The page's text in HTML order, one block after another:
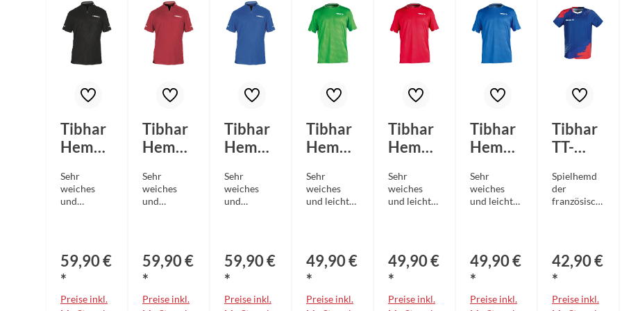
Tibhar
Hemd
m
schwar
Sehr
weiches
und
em und
aufwendige
Stoffdesign
59,90 €
*
Preise inkl.
Tibhar
Hemd
m rot
Sehr
weiches
und
em und
aufwendige
Stoffdesign
59,90 €
*
Preise inkl.
Tibhar
Hemd
m blau
Sehr
weiches
und
em und
aufwendige
Stoffdesign
59,90 €
*
Preise inkl.
Tibhar
Hemd
grün
Sehr
weiches
und leichtes
Tragekomfo
rt Dezenter
Ausschnitt
49,90 €
*
Preise inkl.
Tibhar
Hemd
rot
Sehr
weiches
und leichtes
Tragekomfo
rt Dezenter
Ausschnitt
49,90 €
*
Preise inkl.
Tibhar
Hemd
blau
Sehr
weiches
und leichtes
Tragekomfo
rt Dezenter
Ausschnitt
49,90 €
*
Preise inkl.
Tibhar
TT-
France
blau/ro
Spielhemd
der
französisch
und
anpassungsf
Polyesterm
42,90 €
*
Preise inkl.